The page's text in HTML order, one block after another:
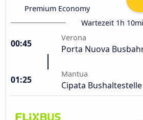
Premium Economy
Wartezeit 1h
00:45
Verona
Porta Nuova
01:25
Mantua
Cipata Bushaltestelle